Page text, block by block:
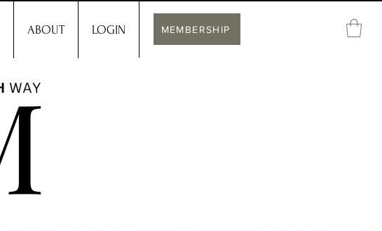
ABOUT LOGIN MEMBERSHIP